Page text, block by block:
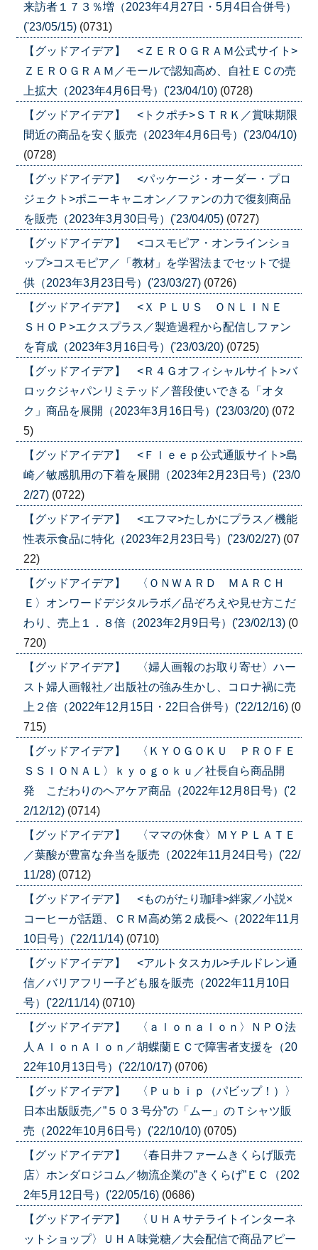
来訪者１７３％増（2023年4月27日・5月4日合併号）
('23/05/15) (0731)
【グッドアイデア】 <ＺＥＲＯＧＲＡＭ公式サイト>
ＺＥＲＯＧＲＡＭ／モールで認知高め、自社ＥＣの売
上拡大（2023年4月6日号）('23/04/10) (0728)
【グッドアイデア】 <トクポチ>ＳＴＲＫ／賞味期限
間近の商品を安く販売（2023年4月6日号）('23/04/10)
(0728)
【グッドアイデア】 <パッケージ・オーダー・プロ
ジェクト>ポニーキャニオン／ファンの力で復刻商品
を販売（2023年3月30日号）('23/04/05) (0727)
【グッドアイデア】 <コスモピア・オンラインショ
ップ>コスモピア／「教材」を学習法までセットで提
供（2023年3月23日号）('23/03/27) (0726)
【グッドアイデア】 <Ｘ ＰＬＵＳ ＯＮＬＩＮＥ
ＳＨＯＰ>エクスプラス／製造過程から配信しファン
を育成（2023年3月16日号）('23/03/20) (0725)
【グッドアイデア】 <Ｒ４Ｇオフィシャルサイト>バ
ロックジャパンリミテッド／普段使いできる「オタ
ク」商品を展開（2023年3月16日号）('23/03/20) (072
5)
【グッドアイデア】 <Ｆｌｅｅｐ公式通販サイト>島
崎／敏感肌用の下着を展開（2023年2月23日号）('23/0
2/27) (0722)
【グッドアイデア】 <エフマ>たしかにプラス／機能
性表示食品に特化（2023年2月23日号）('23/02/27) (07
22)
【グッドアイデア】 〈ＯＮＷＡＲＤ ＭＡＲＣＨ
Ｅ〉オンワードデジタルラボ／品ぞろえや見せ方こだ
わり、売上１．８倍（2023年2月9日号）('23/02/13) (0
720)
【グッドアイデア】 〈婦人画報のお取り寄せ〉ハー
スト婦人画報社／出版社の強み生かし、コロナ禍に売
上２倍（2022年12月15日・22日合併号）('22/12/16) (0
715)
【グッドアイデア】 〈ＫＹＯＧＯＫＵ ＰＲＯＦＥ
ＳＳＩＯＮＡＬ〉ｋｙｏｇｏｋｕ／社長自ら商品開
発 こだわりのヘアケア商品（2022年12月8日号）('2
2/12/12) (0714)
【グッドアイデア】 〈ママの休食〉ＭＹＰＬＡＴＥ
／葉酸が豊富な弁当を販売（2022年11月24日号）('22/
11/28) (0712)
【グッドアイデア】 <ものがたり珈琲>絆家／小説×
コーヒーが話題、ＣＲＭ高め第２成長へ（2022年11月
10日号）('22/11/14) (0710)
【グッドアイデア】 <アルトタスカル>チルドレン通
信／バリアフリー子ども服を販売（2022年11月10日
号）('22/11/14) (0710)
【グッドアイデア】 〈ａｌｏｎａｌｏｎ〉ＮＰＯ法
人ＡｌｏｎＡｌｏｎ／胡蝶蘭ＥＣで障害者支援を（20
22年10月13日号）('22/10/17) (0706)
【グッドアイデア】 〈Ｐｕｂｉｐ（パビップ！）〉
日本出版販売／”５０３号分”の「ムー」のＴシャツ販
売（2022年10月6日号）('22/10/10) (0705)
【グッドアイデア】 〈春日井ファームきくらげ販売
店〉ホンダロジコム／物流企業の”きくらげ”ＥＣ（202
2年5月12日号）('22/05/16) (0686)
【グッドアイデア】 〈ＵＨＡサテライトインターネ
ットショップ〉ＵＨＡ味覚糖／大会配信で商品アピー